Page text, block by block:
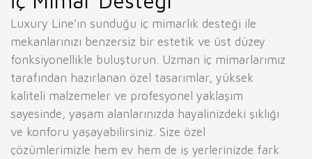
Luxury Line’ın sunduğu iç mimarlık desteği ile
mekanlarınızı benzersiz bir estetik ve üst düzey
fonksiyonellikle buluşturun. Uzman iç mimarlarımız
tarafından hazırlanan özel tasarımlar, yüksek
kaliteli malzemeler ve profesyonel yaklaşım
sayesinde, yaşam alanlarınızda hayalinizdeki şıklığı
ve konforu yaşayabilirsiniz. Size özel
çözümlerimizle hem ev hem de iş yerlerinizde fark